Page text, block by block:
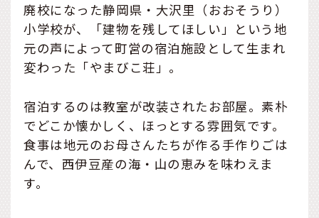
廃校になった静岡県・大沢里（おおそうり）
小学校が、「建物を残してほしい」という地
元の声によって町営の宿泊施設として生まれ
変わった「やまびこ荘」。
宿泊するのは教室が改装されたお部屋。素朴
でどこか懐かしく、ほっとする雰囲気です。
食事は地元のお母さんたちが作る手作りごは
んで、西伊豆産の海・山の恵みを味わえま
す。